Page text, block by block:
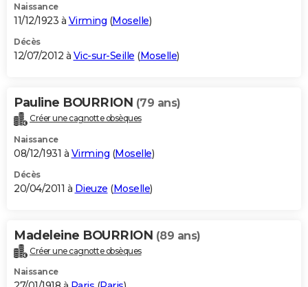
Naissance
11/12/1923 à Virming (Moselle)
Décès
12/07/2012 à Vic-sur-Seille (Moselle)
Pauline BOURRION (79 ans)
Créer une cagnotte obsèques
Naissance
08/12/1931 à Virming (Moselle)
Décès
20/04/2011 à Dieuze (Moselle)
Madeleine BOURRION (89 ans)
Créer une cagnotte obsèques
Naissance